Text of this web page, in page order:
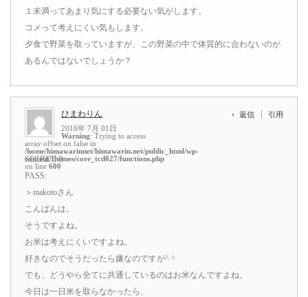
１未満ってあまり気にする必要ない気がします。
コメって考えにくい気もします。
夕食で野菜を取っていますが、この野菜の中で体質的に合わないのが
あるんではないでしょうか？
ひまわりん
2016年 7月 01日
Warning: Trying to access
array offset on false in
/home/himawarinnet/himawarin.net/public_html/wp-
content/themes/core_tcd027/functions.php
on line 600
返信 引用
SECRET: 0
PASS:
＞makotoさん
こんばんは。
そうですよね。
お米は考えにくいですよね。
好きなのでそうだったら嫌なのですが^ ^
でも、どうやら全てに共通しているのはお米なんですよね。
今日は一日米を取らなかったら、